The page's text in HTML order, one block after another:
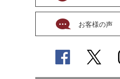
お客様の声